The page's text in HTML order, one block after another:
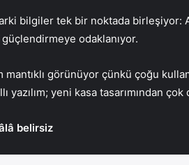
bilgiler tek bir noktada birleşiyor:
odaklanıyor.
mantıklı görünüyor çünkü çoğu
yazılım; yeni kasa tasarımından
belirsiz